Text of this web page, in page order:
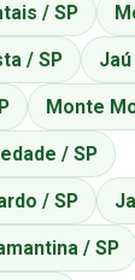
/ SP
/ SP
Monte
/ SP
/ SP
/ SP